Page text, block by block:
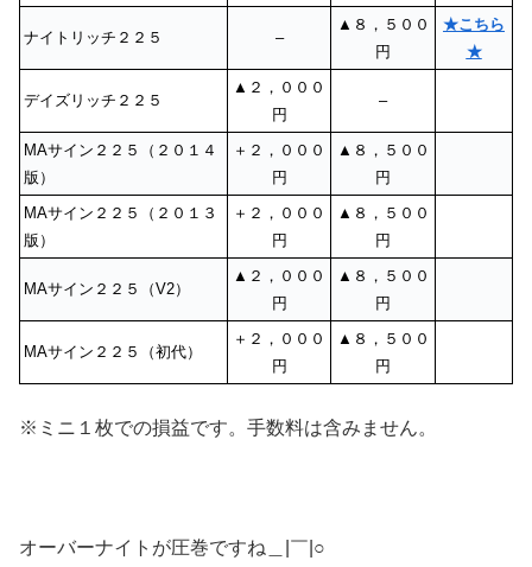
ナイトリッチ２２５ –
▲８，５００
円
★こちら
★
デイズリッチ２２５
▲２，０００
円
–
MAサイン２２５（２０１４
版）
＋２，０００
円
▲８，５００
円
MAサイン２２５（２０１３
版）
＋２，０００
円
▲８，５００
円
MAサイン２２５（V2）
▲２，０００
円
▲８，５００
円
MAサイン２２５（初代）
＋２，０００
円
▲８，５００
円
※ミニ１枚での損益です。手数料は含みません。
オーバーナイトが圧巻ですね＿|￣|○